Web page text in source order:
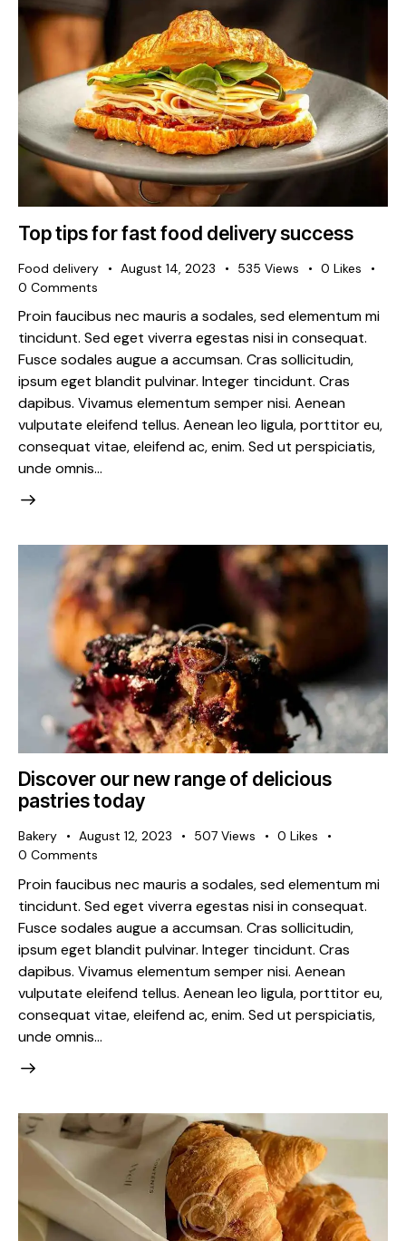
Top tips for fast food delivery success
Food delivery August 14, 2023 535 Views 0 Likes
0 Comments
Proin faucibus nec mauris a sodales, sed elementum mi
tincidunt. Sed eget viverra egestas nisi in consequat.
Fusce sodales augue a accumsan. Cras sollicitudin,
ipsum eget blandit pulvinar. Integer tincidunt. Cras
dapibus. Vivamus elementum semper nisi. Aenean
vulputate eleifend tellus. Aenean leo ligula, porttitor eu,
consequat vitae, eleifend ac, enim. Sed ut perspiciatis,
unde omnis…
Discover our new range of delicious
pastries today
Bakery August 12, 2023 507 Views 0 Likes
0 Comments
Proin faucibus nec mauris a sodales, sed elementum mi
tincidunt. Sed eget viverra egestas nisi in consequat.
Fusce sodales augue a accumsan. Cras sollicitudin,
ipsum eget blandit pulvinar. Integer tincidunt. Cras
dapibus. Vivamus elementum semper nisi. Aenean
vulputate eleifend tellus. Aenean leo ligula, porttitor eu,
consequat vitae, eleifend ac, enim. Sed ut perspiciatis,
unde omnis…